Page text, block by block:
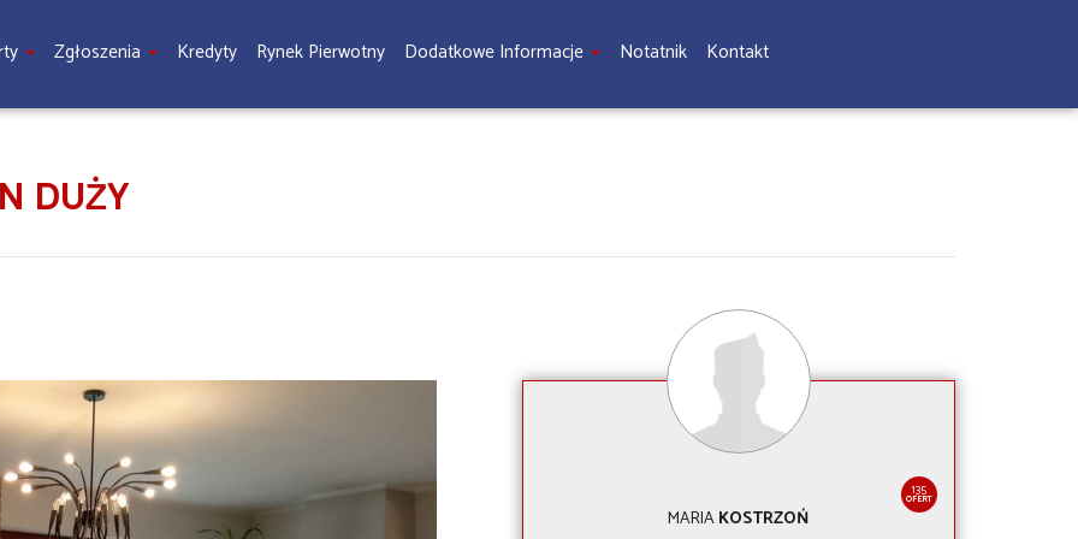
Zgłoszenia Kredyty Rynek Pierwotny Dodatkowe Informacje Notatnik Kontakt
DUŻY
135
OFERT
MARIAKOSTRZOŃ